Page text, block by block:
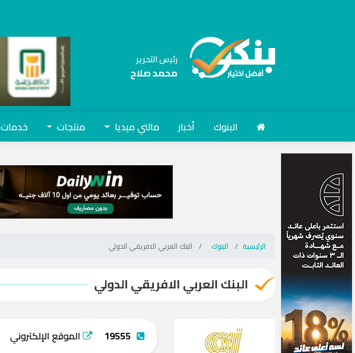
رئيس التحرير
محمد صلاح
البنوك أخبار مالتي ميديا منتجات خدمات
الرئيسية البنوك البنك العربي الافريقي الدولي
البنك العربي الافريقي الدولي
19555 الموقع الإلكتروني